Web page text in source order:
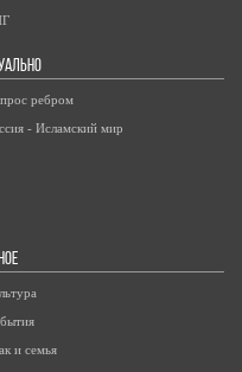
ребром
- Исламский мир
и семья